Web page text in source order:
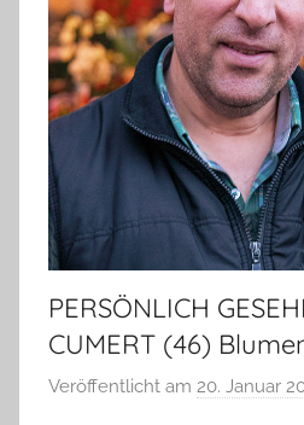
PERSÖNLICH
CUMERT (46)
Veröffentlicht am 20. Januar